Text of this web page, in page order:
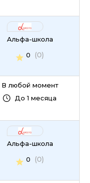
Альфа-школа
0
(0)
В любой момент
До 1 месяца
Альфа-школа
0
(0)